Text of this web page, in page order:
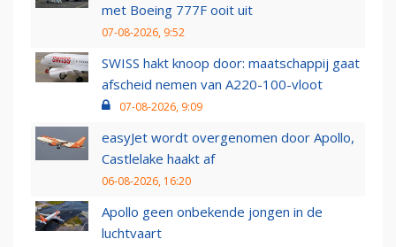
met Boeing 777F ooit uit
07-08-2026, 9:52
SWISS hakt knoop door: maatschappij gaat
afscheid nemen van A220-100-vloot
07-08-2026, 9:09
easyJet wordt overgenomen door Apollo,
Castlelake haakt af
06-08-2026, 16:20
Apollo geen onbekende jongen in de
luchtvaart